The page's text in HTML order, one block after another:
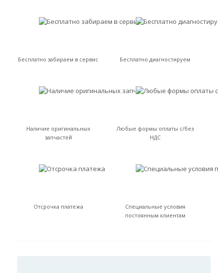
Бесплатно забираем в сервис Бесплатно диагностируем
Наличие оригинальных
запчастей
Любые формы оплаты с/без
НДС
Отсрочка платежа
Специальные условия
постоянным клиентам